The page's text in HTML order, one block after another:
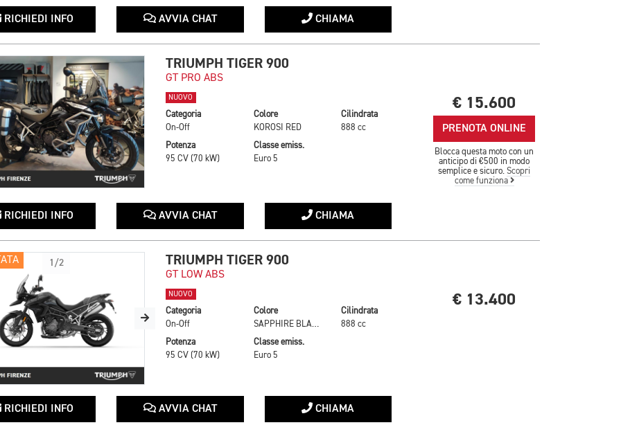
RICHIEDI INFO AVVIA CHAT CHIAMA
TRIUMPH TIGER 900
GT PRO ABS
NUOVO
Categoria
On-Off
Colore
KOROSI RED
Cilindrata
888 cc
Potenza
95 CV (70 kW)
Classe emiss.
Euro 5
€ 15.600
PRENOTA ONLINE
Blocca questa moto con un
anticipo di €500 in modo
semplice e sicuro.Scopri
come funziona
RICHIEDI INFO AVVIA CHAT CHIAMA
1/2 TRIUMPH TIGER 900
GT LOW ABS
NUOVO
Categoria
On-Off
Colore
SAPPHIRE BLACK
Cilindrata
888 cc
Potenza
95 CV (70 kW)
Classe emiss.
Euro 5
€ 13.400
RICHIEDI INFO AVVIA CHAT CHIAMA